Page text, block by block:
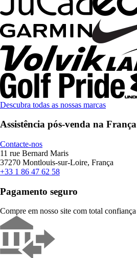
Descubra todas as nossas marcas
Assistência pós-venda na França
Contacte-nos
11 rue Bernard Maris
37270 Montlouis-sur-Loire, França
+33 1 86 47 62 58
Pagamento seguro
Compre em nosso site com total confiança